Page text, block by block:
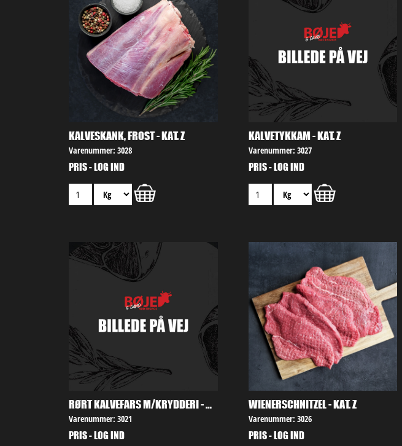
KALVESKANK, FROST - KAT. Z
Varenummer: 3028
PRIS - LOG IND
KALVETYKKAM - KAT. Z
Varenummer: 3027
PRIS - LOG IND
RØRT KALVEFARS M/KRYDDERI - KAT. V
Varenummer: 3021
PRIS - LOG IND
WIENERSCHNITZEL - KAT. Z
Varenummer: 3026
PRIS - LOG IND